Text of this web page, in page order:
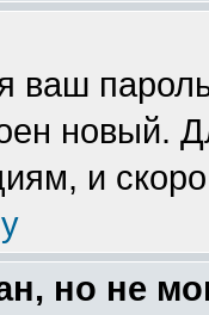
ваш
новый.
и
но не